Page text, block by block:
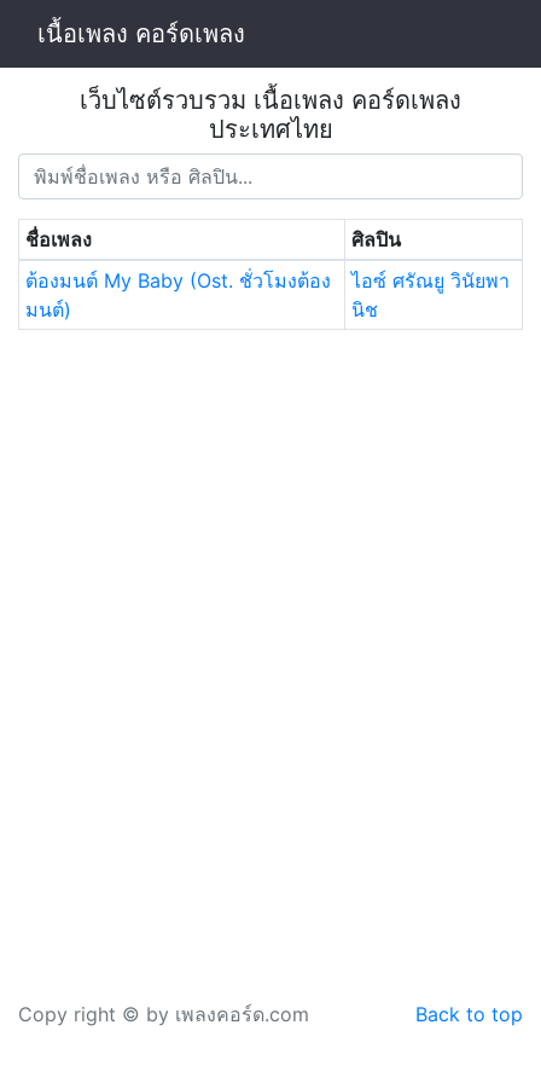
เนื้อเพลง คอร์ดเพลง
เว็บไซต์รวบรวม เนื้อเพลง คอร์ดเพลง
ประเทศไทย
ชื่อเพลง
ศิลปิน
ต้องมนต์ My Baby (Ost. ชั่วโมงต้อง
มนต์)
ไอซ์ ศรัณยู วินัยพา
นิช
Back to top
Copy right © by เพลงคอร์ด.com